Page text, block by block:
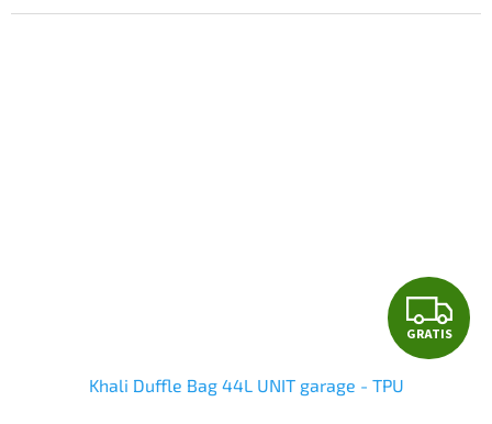
G
R
GRATIS
Khali Duffle Bag 44L UNIT garage - TPU